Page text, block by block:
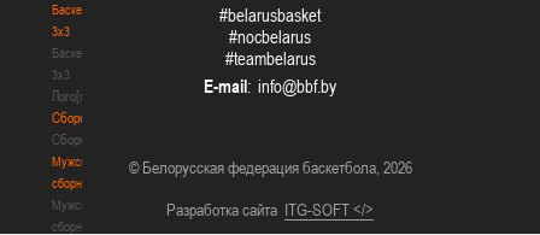
Баскетбол
3х3
Баскетбол
3х3
Лого[modid=121]
Сборные
Сборные
Мужские
сборные
Мужские
сборные
#belarusbasket
#nocbelarus
#teambelarus
E-mail:
© Белорусская федерация баскетбола, 2026
Разработка сайта ITG-SOFT </>